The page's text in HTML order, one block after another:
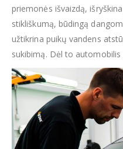
priemonės išvaizdą,
stikliškumą, būdingą
užtikrina puikų vandens
sukibimą. Dėl to automobilis